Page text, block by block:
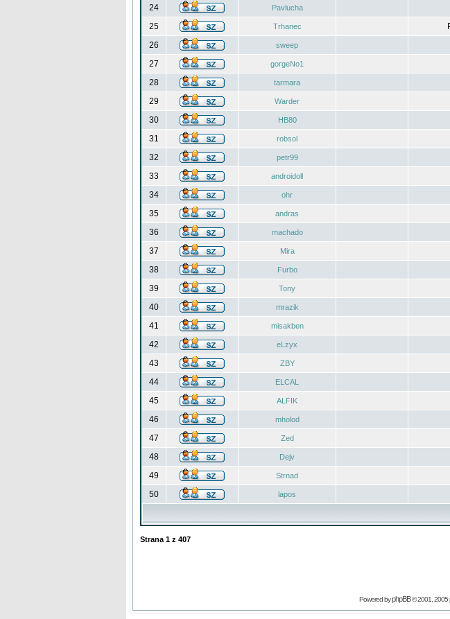
24
Pavlucha
25
Trhanec
26
sweep
27
gorgeNo1
28
tarmara
29
Warder
30
HB80
31
robsol
32
petr99
33
androidoll
34
ohr
35
andras
36
machado
37
Mira
38
Furbo
39
Tony
40
mrazik
41
misakben
42
eLzyx
43
ZBY
44
ELCAL
45
ALFIK
46
mholod
47
Zed
48
Dejv
49
Strnad
50
lapos
Strana 1 z 407
Powered byphpBB© 2001, 2005